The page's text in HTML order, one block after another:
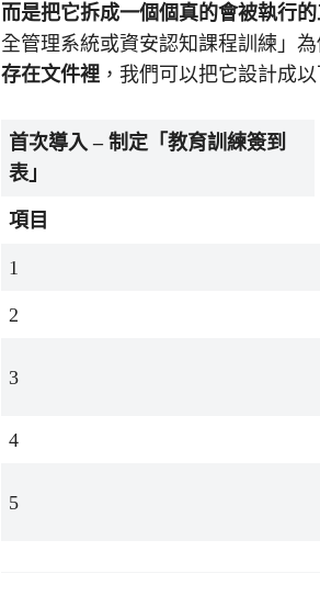
而是把它拆成一個個真的會被執行
全管理系統或資安認知課程訓練」
存在文件裡 ，我們可以把它設計成
首次導入 –制定「教育訓練簽到
表」
項目
1
2
3
4
5